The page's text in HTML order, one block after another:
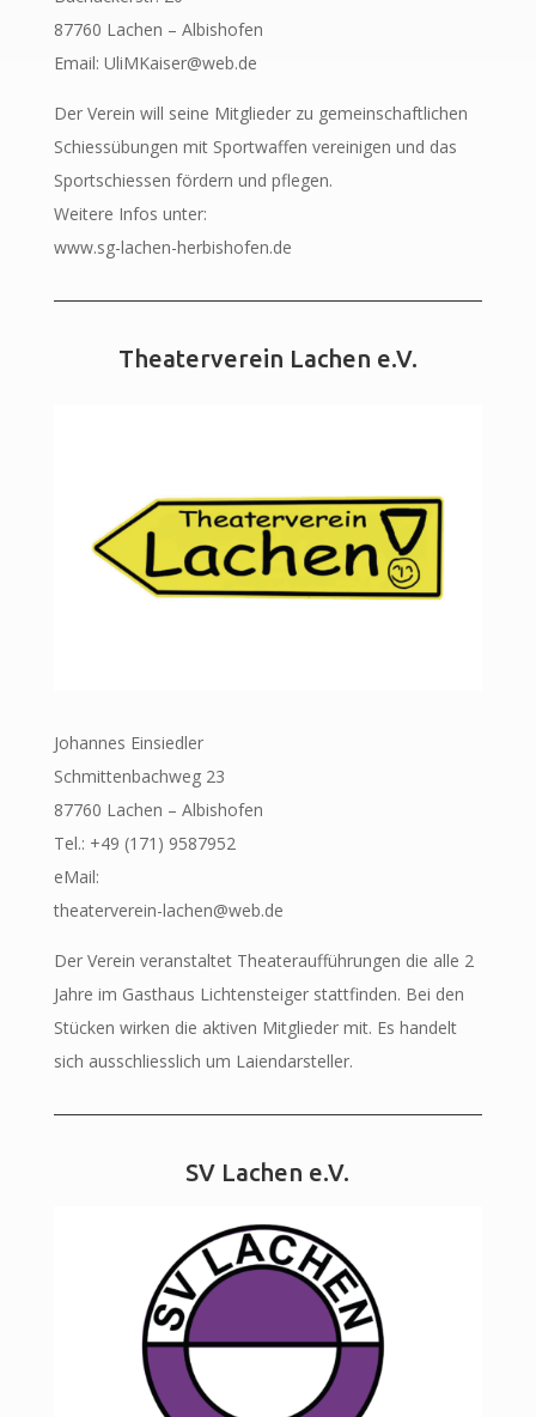
87760 Lachen – Albishofen
Email: UliMKaiser@web.de
Der Verein will seine Mitglieder zu gemeinschaftlichen
Schiessübungen mit Sportwaffen vereinigen und das
Sportschiessen fördern und pflegen.
Weitere Infos unter:
www.sg-lachen-herbishofen.de
Theaterverein Lachen e.V.
Johannes Einsiedler
Schmittenbachweg 23
87760 Lachen – Albishofen
Tel.: +49 (171) 9587952
eMail:
theaterverein-lachen@web.de
Der Verein veranstaltet Theateraufführungen die alle 2
Jahre im Gasthaus Lichtensteiger stattfinden. Bei den
Stücken wirken die aktiven Mitglieder mit. Es handelt
sich ausschliesslich um Laiendarsteller.
SV Lachen e.V.